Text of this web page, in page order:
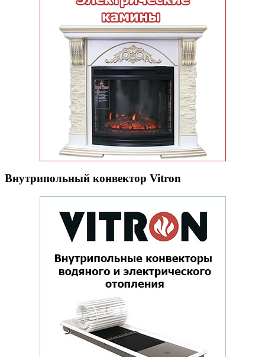
Внутрипольный конвектор Vitron